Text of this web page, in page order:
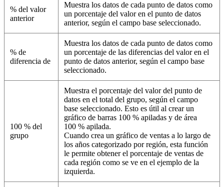
% del valor
anterior
Muestra los datos de cada punto de datos como
un porcentaje del valor en el punto de datos
anterior, según el campo base seleccionado.
% de
diferencia de
Muestra los datos de cada punto de datos como
un porcentaje de las diferencias del valor en el
punto de datos anterior, según el campo base
seleccionado.
100 % del
grupo
Muestra el porcentaje del valor del punto de
datos en el total del grupo, según el campo
base seleccionado. Esto es útil al crear un
gráfico de barras 100 % apiladas y de área
100 % apilada.
Cuando crea un gráfico de ventas a lo largo de
los años categorizado por región, esta función
le permite obtener el porcentaje de ventas de
cada región como se ve en el ejemplo de la
izquierda.